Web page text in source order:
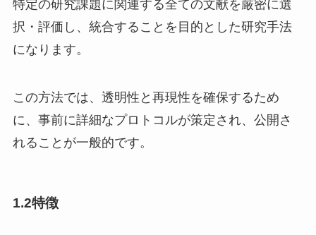
特定の研究課題に関連する全ての文献を厳密に選
択・評価し、統合することを目的とした研究手法
になります。
この方法では、透明性と再現性を確保するため
に、事前に詳細なプロトコルが策定され、公開さ
れることが一般的です。
1.2特徴